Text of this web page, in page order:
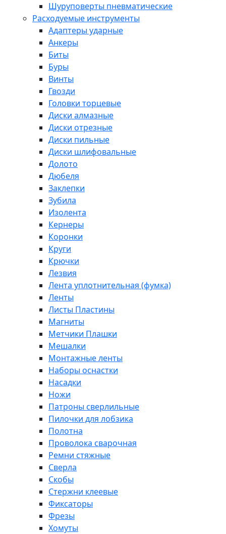
Шуруповерты пневматические
Расходуемые инструменты
Адаптеры ударные
Анкеры
Биты
Буры
Винты
Гвозди
Головки торцевые
Диски алмазные
Диски отрезные
Диски пильные
Диски шлифовальные
Долото
Дюбеля
Заклепки
Зубила
Изолента
Кернеры
Коронки
Круги
Крючки
Лезвия
Лента уплотнительная (фумка)
Ленты
Листы Пластины
Магниты
Метчики Плашки
Мешалки
Монтажные ленты
Наборы оснастки
Насадки
Ножи
Патроны сверлильные
Пилочки для лобзика
Полотна
Проволока сварочная
Ремни стяжные
Сверла
Скобы
Стержни клеевые
Фиксаторы
Фрезы
Хомуты